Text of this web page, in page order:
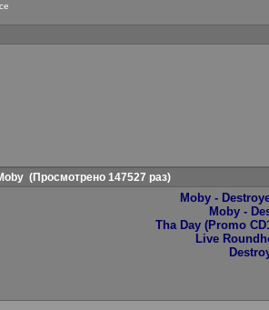
(Просмотрено 147527 раз)
Moby -
Moby -
Tha Day (Promo
Live